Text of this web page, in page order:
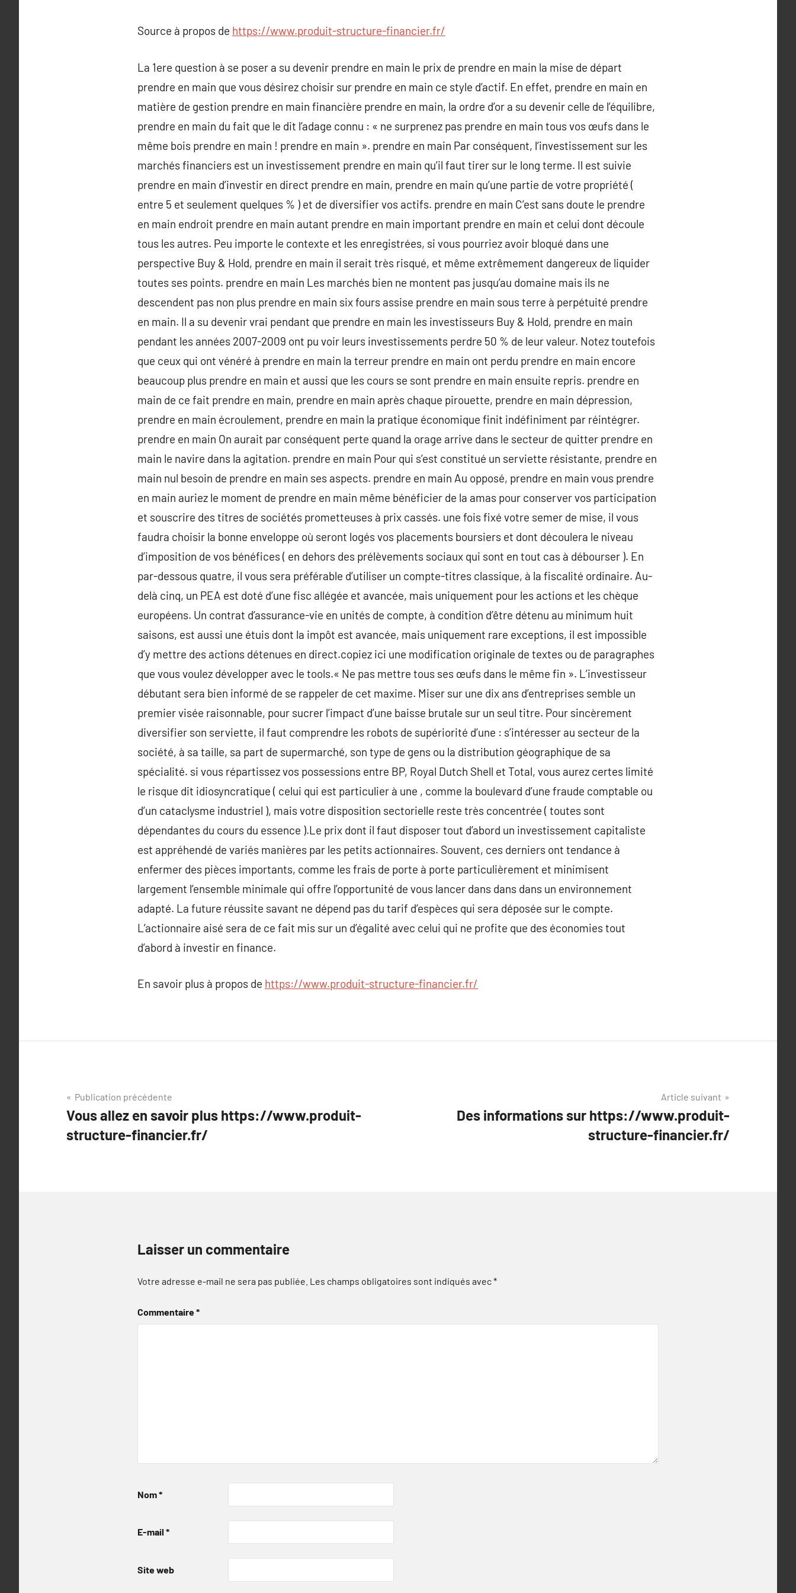
Source à propos de https://www.produit-structure-financier.fr/
La 1ere question à se poser a su devenir prendre en main le prix de prendre en main la mise de départ
prendre en main que vous désirez choisir sur prendre en main ce style d’actif. En effet, prendre en main en
matière de gestion prendre en main financière prendre en main, la ordre d’or a su devenir celle de l’équilibre,
prendre en main du fait que le dit l’adage connu : « ne surprenez pas prendre en main tous vos œufs dans le
même bois prendre en main ! prendre en main ». prendre en main Par conséquent, l’investissement sur les
marchés financiers est un investissement prendre en main qu’il faut tirer sur le long terme. Il est suivie
prendre en main d’investir en direct prendre en main, prendre en main qu’une partie de votre propriété (
entre 5 et seulement quelques % ) et de diversifier vos actifs. prendre en main C’est sans doute le prendre
en main endroit prendre en main autant prendre en main important prendre en main et celui dont découle
tous les autres. Peu importe le contexte et les enregistrées, si vous pourriez avoir bloqué dans une
perspective Buy & Hold, prendre en main il serait très risqué, et même extrêmement dangereux de liquider
toutes ses points. prendre en main Les marchés bien ne montent pas jusqu’au domaine mais ils ne
descendent pas non plus prendre en main six fours assise prendre en main sous terre à perpétuité prendre
en main. Il a su devenir vrai pendant que prendre en main les investisseurs Buy & Hold, prendre en main
pendant les années 2007-2009 ont pu voir leurs investissements perdre 50 % de leur valeur. Notez toutefois
que ceux qui ont vénéré à prendre en main la terreur prendre en main ont perdu prendre en main encore
beaucoup plus prendre en main et aussi que les cours se sont prendre en main ensuite repris. prendre en
main de ce fait prendre en main, prendre en main après chaque pirouette, prendre en main dépression,
prendre en main écroulement, prendre en main la pratique économique finit indéfiniment par réintégrer.
prendre en main On aurait par conséquent perte quand la orage arrive dans le secteur de quitter prendre en
main le navire dans la agitation. prendre en main Pour qui s’est constitué un serviette résistante, prendre en
main nul besoin de prendre en main ses aspects. prendre en main Au opposé, prendre en main vous prendre
en main auriez le moment de prendre en main même bénéficier de la amas pour conserver vos participation
et souscrire des titres de sociétés prometteuses à prix cassés. une fois fixé votre semer de mise, il vous
faudra choisir la bonne enveloppe où seront logés vos placements boursiers et dont découlera le niveau
d’imposition de vos bénéfices ( en dehors des prélèvements sociaux qui sont en tout cas à débourser ). En
par-dessous quatre, il vous sera préférable d’utiliser un compte-titres classique, à la fiscalité ordinaire. Au-
delà cinq, un PEA est doté d’une fisc allégée et avancée, mais uniquement pour les actions et les chèque
européens. Un contrat d’assurance-vie en unités de compte, à condition d’être détenu au minimum huit
saisons, est aussi une étuis dont la impôt est avancée, mais uniquement rare exceptions, il est impossible
d’y mettre des actions détenues en direct.copiez ici une modification originale de textes ou de paragraphes
que vous voulez développer avec le tools.« Ne pas mettre tous ses œufs dans le même fin ». L’investisseur
débutant sera bien informé de se rappeler de cet maxime. Miser sur une dix ans d’entreprises semble un
premier visée raisonnable, pour sucrer l’impact d’une baisse brutale sur un seul titre. Pour sincèrement
diversifier son serviette, il faut comprendre les robots de supériorité d’une : s’intéresser au secteur de la
société, à sa taille, sa part de supermarché, son type de gens ou la distribution géographique de sa
spécialité. si vous répartissez vos possessions entre BP, Royal Dutch Shell et Total, vous aurez certes limité
le risque dit idiosyncratique ( celui qui est particulier à une , comme la boulevard d’une fraude comptable ou
d’un cataclysme industriel ), mais votre disposition sectorielle reste très concentrée ( toutes sont
dépendantes du cours du essence ).Le prix dont il faut disposer tout d’abord un investissement capitaliste
est appréhendé de variés manières par les petits actionnaires. Souvent, ces derniers ont tendance à
enfermer des pièces importants, comme les frais de porte à porte particulièrement et minimisent
largement l’ensemble minimale qui offre l’opportunité de vous lancer dans dans dans un environnement
adapté. La future réussite savant ne dépend pas du tarif d’espèces qui sera déposée sur le compte.
L’actionnaire aisé sera de ce fait mis sur un d’égalité avec celui qui ne profite que des économies tout
d’abord à investir en finance.
En savoir plus à propos de https://www.produit-structure-financier.fr/
Navigation
de
l’article
Publication précédente
Vous allez en savoir plus https://www.produit-
structure-financier.fr/
Article suivant
Des informations sur https://www.produit-
structure-financier.fr/
Laisser un commentaire
Votre adresse e-mail ne sera pas publiée. Les champs obligatoires sont indiqués avec*
Commentaire*
Nom*
E-mail *
Site web